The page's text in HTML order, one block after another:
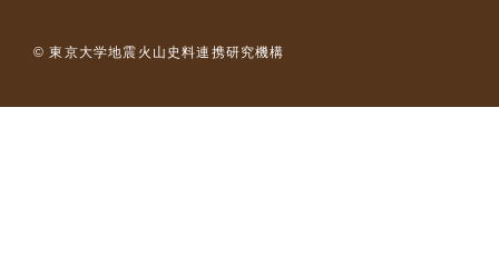
© 東京大学地震火山史料連携研究機構